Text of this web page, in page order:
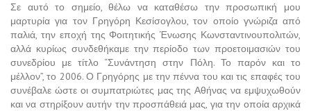
Σε αυτό το σημείο, θέλω να καταθέσω την προσωπική μου
μαρτυρία για τον Γρηγόρη Κεσίσογλου, τον οποίο γνώριζα από
παλιά, την εποχή της Φοιτητικής Ένωσης Κωνσταντινουπολιτών,
αλλά κυρίως συνδεθήκαμε την περίοδο των προετοιμασιών του
συνεδρίου με τίτλο “Συνάντηση στην Πόλη. Το παρόν και το
μέλλον”, το 2006. Ο Γρηγόρης με την πέννα του και τις επαφές του
συνέβαλε ώστε οι συμπατριώτες μας της Αθήνας να εμψυχωθούν
και να στηρίξουν αυτήν την προσπάθειά μας, για την οποία αρχικά